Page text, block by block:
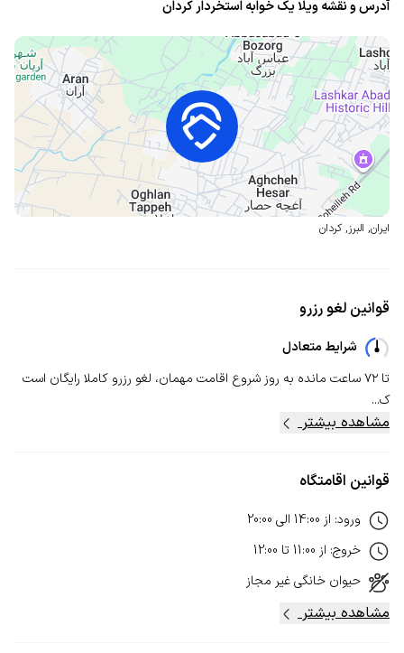
آدرس و نقشه ویلا یک خوابه استخردار کردان
ایران, البرز, کردان
قوانین لغو رزرو
شرایط متعادل
تا ۷۲ ساعت مانده به روز شروع اقامت مهمان، لغو رزرو کاملا رایگان است
ک...
مشاهده بیشتر
قوانین اقامتگاه
ورود: از 14:00 الی 20:00
خروج: از 11:00 تا 12:00
حیوان خانگیغیر مجاز
مشاهده بیشتر